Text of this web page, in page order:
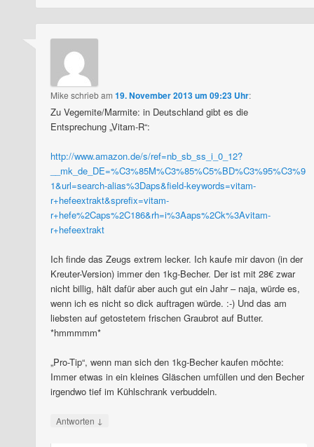
Mike schriebam19. November 2013 um 09:23 Uhr:
Zu Vegemite/Marmite: in Deutschland gibt es die
Entsprechung „Vitam-R“:
http://www.amazon.de/s/ref=nb_sb_ss_i_0_12?
__mk_de_DE=%C3%85M%C3%85%C5%BD%C3%95%C3%9
1&url=search-alias%3Daps&field-keywords=vitam-
r+hefeextrakt&sprefix=vitam-
r+hefe%2Caps%2C186&rh=i%3Aaps%2Ck%3Avitam-
r+hefeextrakt
Ich finde das Zeugs extrem lecker. Ich kaufe mir davon (in der
Kreuter-Version) immer den 1kg-Becher. Der ist mit 28€ zwar
nicht billig, hält dafür aber auch gut ein Jahr – naja, würde es,
wenn ich es nicht so dick auftragen würde. :-) Und das am
liebsten auf getostetem frischen Graubrot auf Butter.
*hmmmmm*
„Pro-Tip“, wenn man sich den 1kg-Becher kaufen möchte:
Immer etwas in ein kleines Gläschen umfüllen und den Becher
irgendwo tief im Kühlschrank verbuddeln.
Antworten ↓